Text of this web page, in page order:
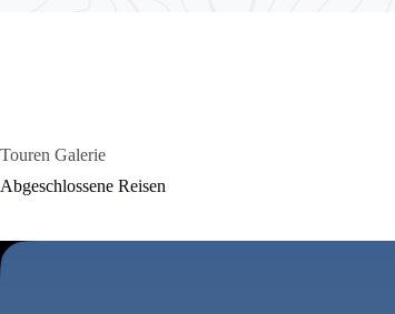
Touren Galerie
Abgeschlossene Reisen